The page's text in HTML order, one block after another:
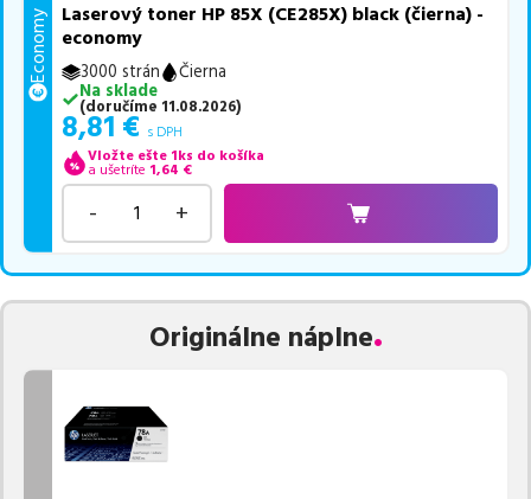
Economy
Laserový toner HP 85X (CE285X) black (čierna) -
economy
3000 strán
Čierna
Na sklade
(doručíme 11.08.2026)
8,81 € s DPH
Vložte ešte 1ks do košíka
a ušetríte 1,64 €
- +
Originálne náplne